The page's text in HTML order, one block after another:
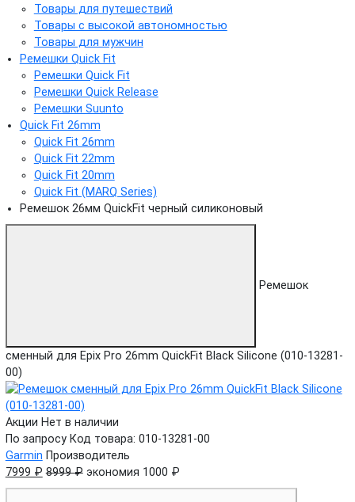
Товары для путешествий
Товары с высокой автономностью
Товары для мужчин
Ремешки Quick Fit
Ремешки Quick Fit
Ремешки Quick Release
Ремешки Suunto
Quick Fit 26mm
Quick Fit 26mm
Quick Fit 22mm
Quick Fit 20mm
Quick Fit (MARQ Series)
Ремешок 26мм QuickFit черный силиконовый
Ремешок
сменный для Epix Pro 26mm QuickFit Black Silicone (010-13281-
00)
Акции Нет в наличии
По запросу Код товара: 010-13281-00
Garmin Производитель
7999 ₽ 8999 ₽ экономия 1000 ₽